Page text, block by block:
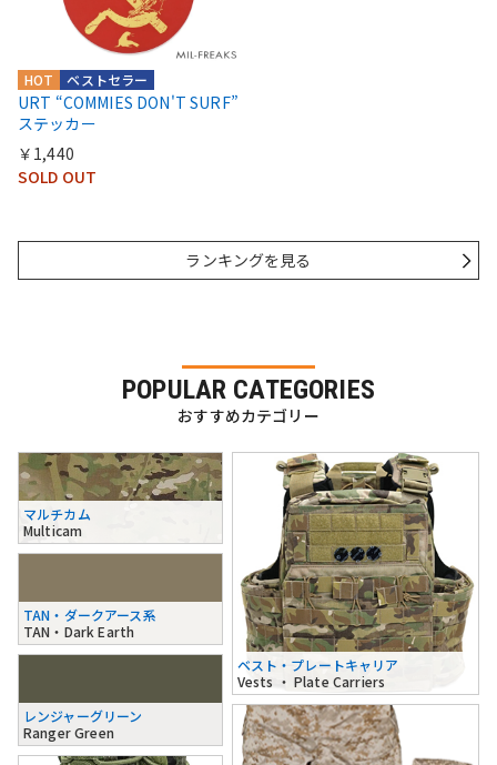
ベストセラー
HOT
URT “COMMIES DON'T SURF”
ステッカー
￥1,440
SOLD OUT
ランキングを見る
POPULAR CATEGORIES
おすすめカテゴリー
マルチカム
Multicam
TAN・ダークアース系
TAN・Dark Earth
レンジャーグリーン
Ranger Green
ベスト・プレートキャリア
Vests ・ Plate Carriers